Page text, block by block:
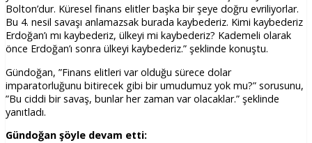
Bolton’dur. Küresel finans elitler başka bir şeye doğru evriliyorlar.
Bu 4. nesil savaşı anlamazsak burada kaybederiz. Kimi kaybederiz
Erdoğan’ı mı kaybederiz, ülkeyi mi kaybederiz? Kademeli olarak
önce Erdoğan’ı sonra ülkeyi kaybederiz.” şeklinde konuştu.
Gündoğan, ”Finans elitleri var olduğu sürece dolar
imparatorluğunu bitirecek gibi bir umudumuz yok mu?” sorusunu,
”Bu ciddi bir savaş, bunlar her zaman var olacaklar.” şeklinde
yanıtladı.
Gündoğan şöyle devam etti: